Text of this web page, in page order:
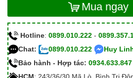
Mua ngay
Hotline: 0899.010.222 -
Chat:
0899.010.222
Huy
Bảo hành - Hợp tác: 0934.633.847